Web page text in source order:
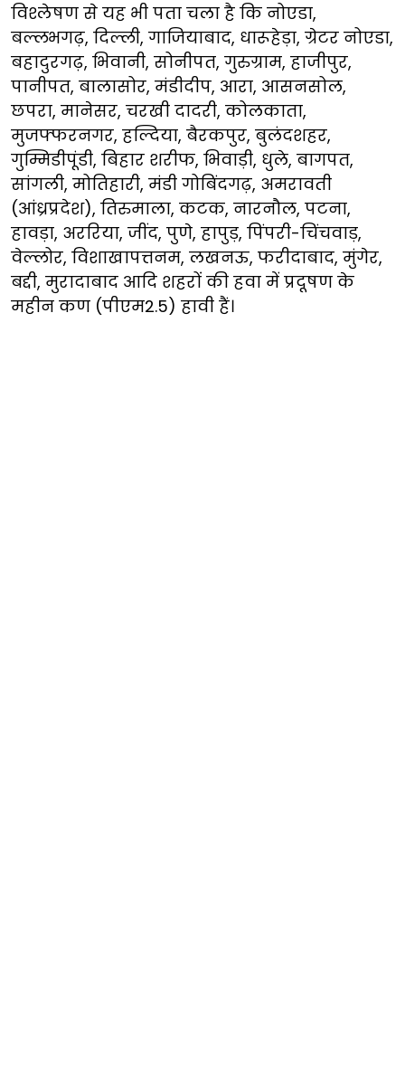
विश्लेषण से यह भी पता चला है कि नोएडा,
बल्लभगढ़, दिल्ली, गाजियाबाद, धारूहेड़ा, ग्रेटर नोएडा,
बहादुरगढ़, भिवानी, सोनीपत, गुरुग्राम, हाजीपुर,
पानीपत, बालासोर, मंडीदीप, आरा, आसनसोल,
छपरा, मानेसर, चरखी दादरी, कोलकाता,
मुजफ्फरनगर, हल्दिया, बैरकपुर, बुलंदशहर,
गुम्मिडीपूंडी, बिहार शरीफ, भिवाड़ी, धुले, बागपत,
सांगली, मोतिहारी, मंडी गोबिंदगढ़, अमरावती
(आंध्रप्रदेश), तिरुमाला, कटक, नारनौल, पटना,
हावड़ा, अररिया, जींद, पुणे, हापुड़, पिंपरी-चिंचवाड़,
वेल्लोर, विशाखापत्तनम, लखनऊ, फरीदाबाद, मुंगेर,
बद्दी, मुरादाबाद आदि शहरों की हवा में प्रदूषण के
महीन कण (पीएम2.5) हावी हैं।